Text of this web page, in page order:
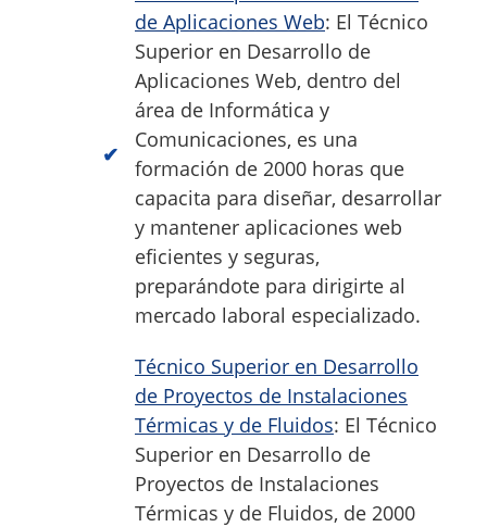
de Aplicaciones Web: El Técnico
Superior en Desarrollo de
Aplicaciones Web, dentro del
área de Informática y
Comunicaciones, es una
formación de 2000 horas que
capacita para diseñar, desarrollar
y mantener aplicaciones web
eficientes y seguras,
preparándote para dirigirte al
mercado laboral especializado.
Técnico Superior en Desarrollo
de Proyectos de Instalaciones
Térmicas y de Fluidos: El Técnico
Superior en Desarrollo de
Proyectos de Instalaciones
Térmicas y de Fluidos, de 2000